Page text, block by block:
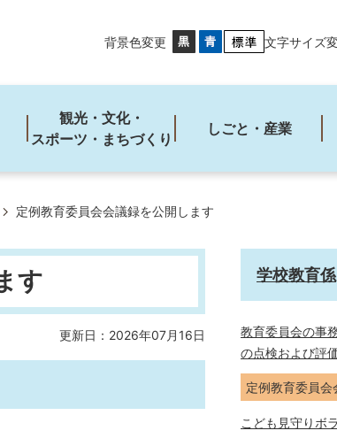
背景色変更 文字サイズ
観光・文化・
スポーツ・まちづくり
しごと・産業
定例教育委員会会議録を公開します
す
更新日：2026年07月16日
学校教育係
教育委員会の事
の点検および評
定例教育委員会
こども見守りボ